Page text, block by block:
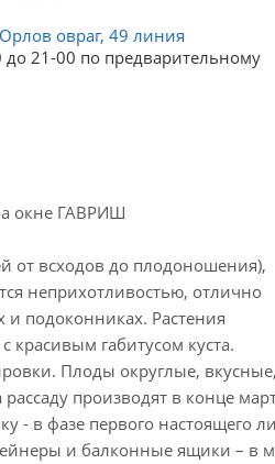
овраг, 49 линия
до 21-00 по предварительному
окне ГАВРИШ
от всходов до плодоношения),
неприхотливостью, отлично
и подоконниках. Растения
красивым габитусом куста.
Плоды округлые, вкусные,
производят в конце
- в фазе первого настоящего
и балконные ящики – в